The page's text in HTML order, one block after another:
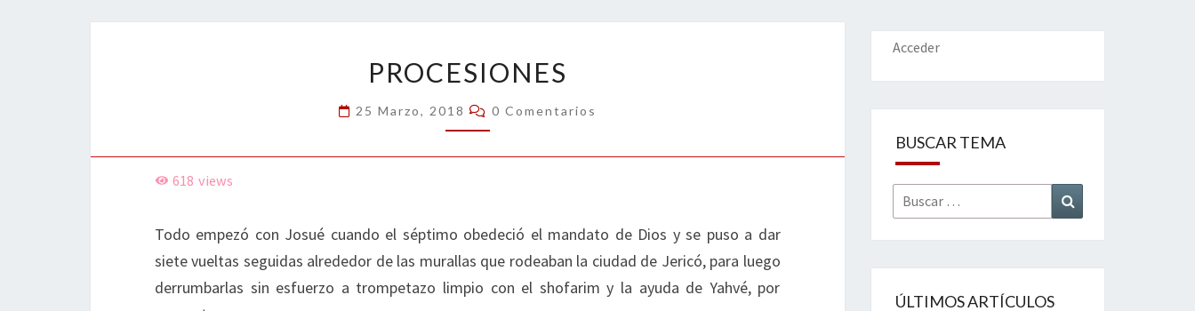
PROCESIONES
25 Marzo, 2018 Comentarios
0 Comentarios
618 views
Todo empezó con Josué cuando el séptimo obedeció el mandato de Dios y se puso a dar
siete vueltas seguidas alrededor de las murallas que rodeaban la ciudad de Jericó, para luego
derrumbarlas sin esfuerzo a trompetazo limpio con el shofarim y la ayuda de Yahvé, por
Acceder
BUSCAR TEMA
Buscar
por:
ÚLTIMOS ARTÍCULOS